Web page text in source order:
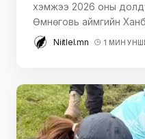
хэмжээ 2026 оны
Өмнөговь аймгийн
Niitlel.mn 1 МИН